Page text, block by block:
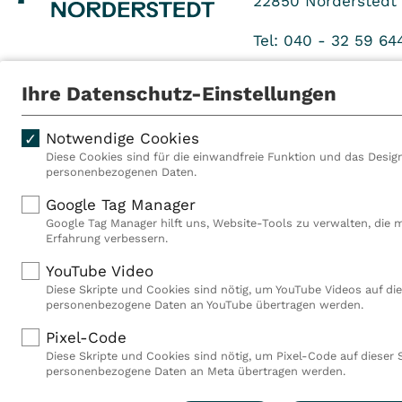
Tel: 040 - 32 59
Fax: 040 - 32 59
Rahmen der Gruppe
Akutkliniken, acht
(MVZ), neun
Deutschland über 9.000
Ihre Datenschutz-Einstellungen
Notwendige Cookies
Diese Cookies sind für die einwandfreie Funktion und das
personenbezogenen Daten.
Google Tag Manager
Google Tag Manager hilft uns, Website-Tools zu verwalten, die
Erfahrung verbessern.
YouTube Video
Diese Skripte und Cookies sind nötig, um YouTube Videos auf
personenbezogene Daten an YouTube übertragen werden.
Pixel-Code
Diese Skripte und Cookies sind nötig, um Pixel-Code auf dieser
personenbezogene Daten an Meta übertragen werden.